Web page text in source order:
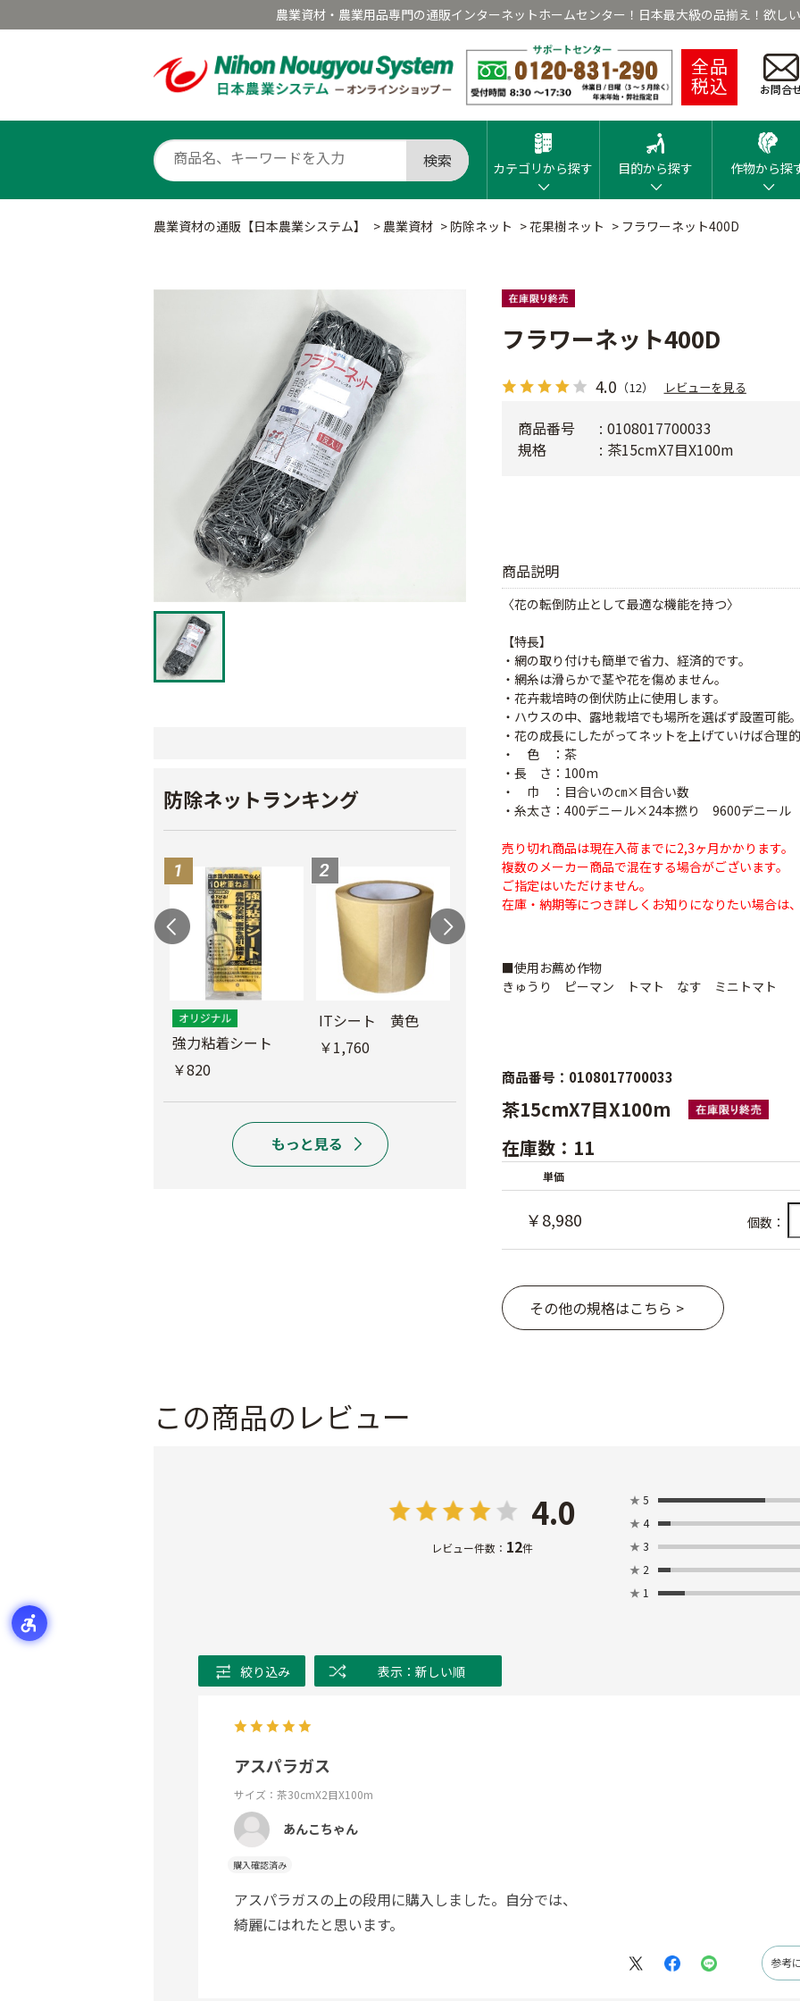
農業資材・農業用品専門の通販インターネットホームセンター！日本最大級の品揃え！欲しい
全品
税込 お問合
検索 カテゴリから探す 目的から探す 作物から探
農業資材の通販【日本農業システム】 > 農業資材 > 防除ネット >花果樹ネット > フラワーネット400D
防除ネットランキング
強力粘着シート
￥820
ITシート 黄色
￥1,760
フラワーネット400D
4.0 （12） レビューを見る
商品説明
〈花の転倒防止として最適な機能を持つ〉
【特長】
・網の取り付けも簡単で省力、経済的です。
・網糸は滑らかで茎や花を傷めません。
・花卉栽培時の倒伏防止に使用します。
・ハウスの中、露地栽培でも場所を選ばず設置可能。
・花の成長にしたがってネットを上げていけば合理的
・ 色 ：茶
・長 さ：100m
・ 巾 ：目合いの㎝×目合い数
・糸太さ：400デニール×24本撚り 9600デニール
売り切れ商品は現在入荷までに2,3ヶ月かかります。
複数のメーカー商品で混在する場合がございます。
ご指定はいただけません。
在庫・納期等につき詳しくお知りになりたい場合は
■使用お薦め作物
きゅうり ピーマン トマト なす ミニトマト
商品番号
0108017700033
規格
茶15cmX7目X100m
商品番号：0108017700033
茶15cmX7目X100m
在庫数：11
単価
￥8,980 個数：
その他の規格はこちら >
この商品のレビュー
4.0
レビュー件数： 12件
★ 5
★ 4
★ 3
★ 2
★ 1
絞り込み 表示：新しい順
アスパラガス
サイズ：茶30cmX2目X100m
あんこちゃん
購入確認済み
アスパラガスの上の段用に購入しました。自分では、
綺麗にはれたと思います。
参考